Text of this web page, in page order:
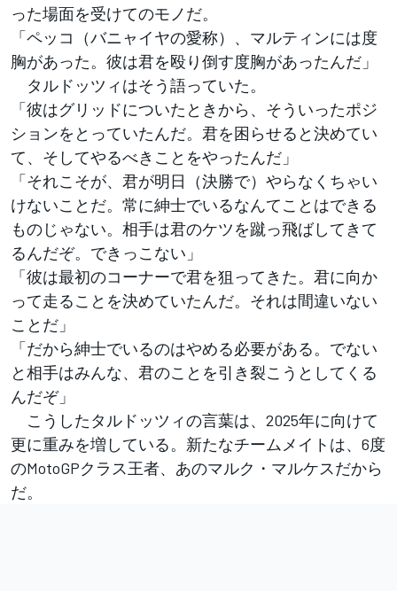
った場面を受けてのモノだ。
「ペッコ（バニャイヤの愛称）、マルティンには度
胸があった。彼は君を殴り倒す度胸があったんだ」
タルドッツィはそう語っていた。
「彼はグリッドについたときから、そういったポジ
ションをとっていたんだ。君を困らせると決めてい
て、そしてやるべきことをやったんだ」
「それこそが、君が明日（決勝で）やらなくちゃい
けないことだ。常に紳士でいるなんてことはできる
ものじゃない。相手は君のケツを蹴っ飛ばしてきて
るんだぞ。できっこない」
「彼は最初のコーナーで君を狙ってきた。君に向か
って走ることを決めていたんだ。それは間違いない
ことだ」
「だから紳士でいるのはやめる必要がある。でない
と相手はみんな、君のことを引き裂こうとしてくる
んだぞ」
こうしたタルドッツィの言葉は、2025年に向けて
更に重みを増している。新たなチームメイトは、6度
のMotoGPクラス王者、あのマルク・マルケスだから
だ。